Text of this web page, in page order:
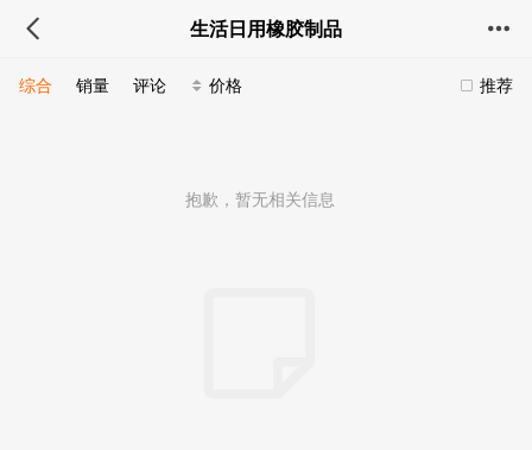
生活日用橡胶制品
推荐
综合 销量 评论 价格
抱歉，暂无相关信息